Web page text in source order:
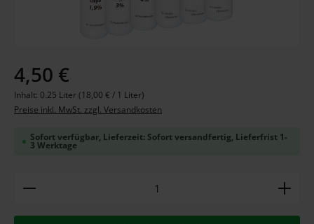
Regulärer Preis:
4,50 €
Inhalt: 0.25 Liter(18,00 € / 1 Liter)
Preise inkl. MwSt. zzgl. Versandkosten
Sofort verfügbar, Lieferzeit: Sofort versandfertig, Lieferfrist 1-
3 Werktage
Produkt Anzahl: Gib den gewünschten Wert ein